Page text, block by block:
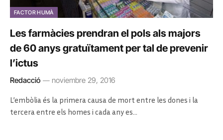
FACTOR HUMÀ
Les farmàcies prendran el pols als majors
de 60 anys gratuïtament per tal de prevenir
l’ictus
Redacció noviembre 29, 2016
L’embòlia és la primera causa de mort entre les dones i la
tercera entre els homes i cada any es…